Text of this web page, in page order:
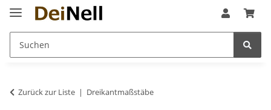
Zurück zur Liste Dreikantmaßstäbe